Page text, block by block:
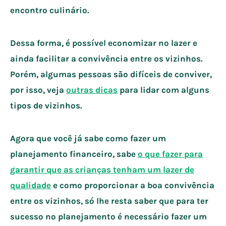
encontro culinário.
Dessa forma, é possível economizar no lazer e
ainda facilitar a convivência entre os vizinhos.
Porém, algumas pessoas são difíceis de conviver,
por isso, veja outras dicas para lidar com alguns
tipos de vizinhos.
Agora que você já sabe como fazer um
planejamento financeiro, sabe o que fazer para
garantir que as crianças tenham um lazer de
qualidade e como proporcionar a boa convivência
entre os vizinhos, só lhe resta saber que para ter
sucesso no planejamento é necessário fazer um